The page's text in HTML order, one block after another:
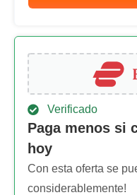
Verificado
Paga menos si
hoy
Con esta oferta se
considerablemente!